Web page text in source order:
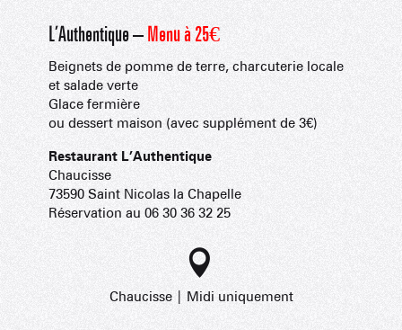
L’Authentique – Menu à 25€
Beignets de pomme de terre, charcuterie locale
et salade verte
Glace fermière
ou dessert maison (avec supplément de 3€)
Restaurant L’Authentique
Chaucisse
73590 Saint Nicolas la Chapelle
Réservation au 06 30 36 32 25
Chaucisse | Midi uniquement